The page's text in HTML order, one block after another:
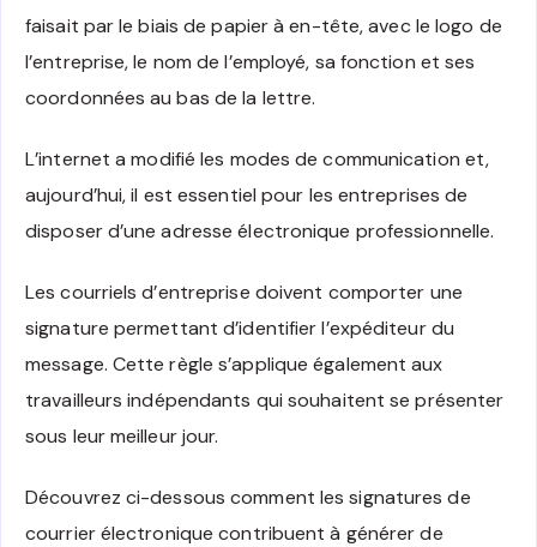
faisait par le biais de papier à en-tête, avec le logo de
l’entreprise, le nom de l’employé, sa fonction et ses
coordonnées au bas de la lettre.
L’internet a modifié les modes de communication et,
aujourd’hui, il est essentiel pour les entreprises de
disposer d’une adresse électronique professionnelle.
Les courriels d’entreprise doivent comporter une
signature permettant d’identifier l’expéditeur du
message. Cette règle s’applique également aux
travailleurs indépendants qui souhaitent se présenter
sous leur meilleur jour.
Découvrez ci-dessous comment les signatures de
courrier électronique contribuent à générer de